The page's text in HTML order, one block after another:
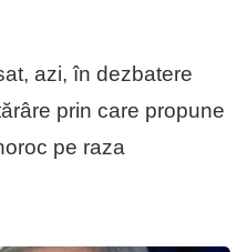
azi, în dezbatere
prin care propune
pe raza